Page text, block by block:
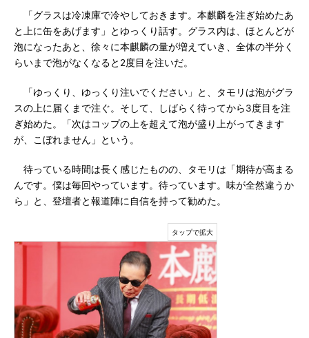
「グラスは冷凍庫で冷やしておきます。本麒麟を注ぎ始めたあ
と上に缶をあげます」とゆっくり話す。グラス内は、ほとんどが
泡になったあと、徐々に本麒麟の量が増えていき、全体の半分く
らいまで泡がなくなると2度目を注いだ。
「ゆっくり、ゆっくり注いでください」と、タモリは泡がグラ
スの上に届くまで注ぐ。そして、しばらく待ってから3度目を注
ぎ始めた。「次はコップの上を超えて泡が盛り上がってきます
が、こぼれません」という。
待っている時間は長く感じたものの、タモリは「期待が高まる
んです。僕は毎回やっています。待っています。味が全然違うか
ら」と、登壇者と報道陣に自信を持って勧めた。